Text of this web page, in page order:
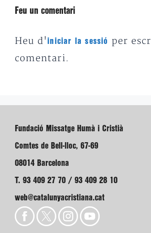
Feu un comentari
Heu d'iniciar la sessió
per
comentari.
Fundació Missatge Humà i Cristià
Comtes de Bell-lloc, 67-69
08014 Barcelona
T. 93 409 27 70 / 93 409 28 10
web@catalunyacristiana.cat